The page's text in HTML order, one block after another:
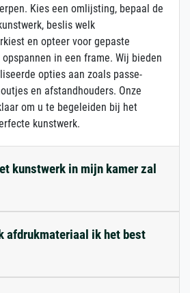
Kies een omlijsting, bepaal de
beslis welk
en opteer voor gepaste
in een frame. Wij bieden
opties aan zoals passe-
en afstandhouders. Onze
om u te begeleiden bij het
kunstwerk.
kunstwerk in mijn kamer zal
afdrukmateriaal ik het best